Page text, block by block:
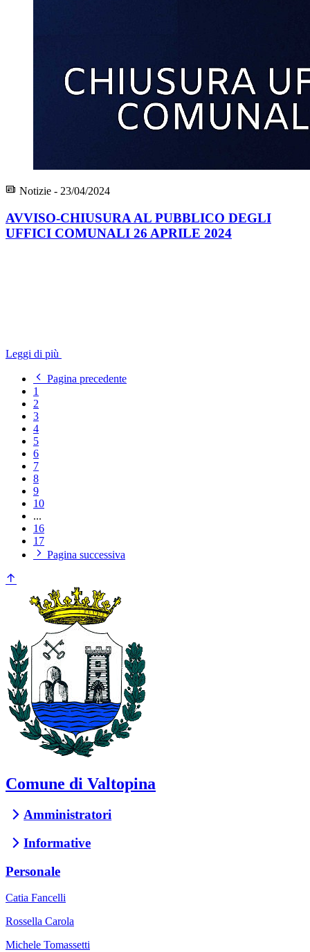
Notizie - 23/04/2024
AVVISO-CHIUSURA AL PUBBLICO DEGLI
UFFICI COMUNALI 26 APRILE 2024
Leggi di più
Pagina precedente
1
2
3
4
5
6
7
8
9
10
...
16
17
Pagina successiva
Comune di Valtopina
Amministratori
Informative
Personale
Catia Fancelli
Rossella Carola
Michele Tomassetti